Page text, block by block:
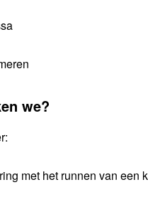
we?
met het runnen van een